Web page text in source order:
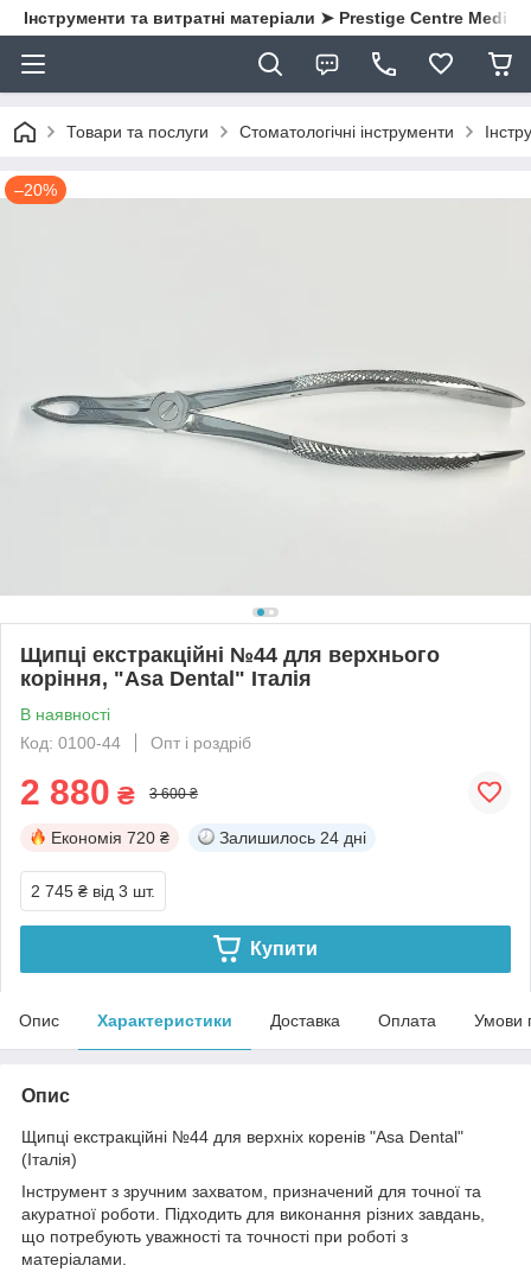
Інструменти та витратні матеріали ➤ Prestige Centre Medical
Товари та послуги Стоматологічні інструменти
–20%
Щипці екстракційні №44 для верхнього
коріння, "Asa Dental" Італія
В наявності
Код: 0100-44
Опт і роздріб
2 880 ₴ 3 600 ₴
Економія 720 ₴ Залишилось 24 дні
2 745 ₴ від 3 шт.
Купити
Опис Характеристики Доставка Оплата Умови
Опис
Щипці екстракційні №44 для верхніх коренів "Asa Dental"
(Італія)
Інструмент з зручним захватом, призначений для точної та
акуратної роботи. Підходить для виконання різних завдань,
що потребують уважності та точності при роботі з
матеріалами.